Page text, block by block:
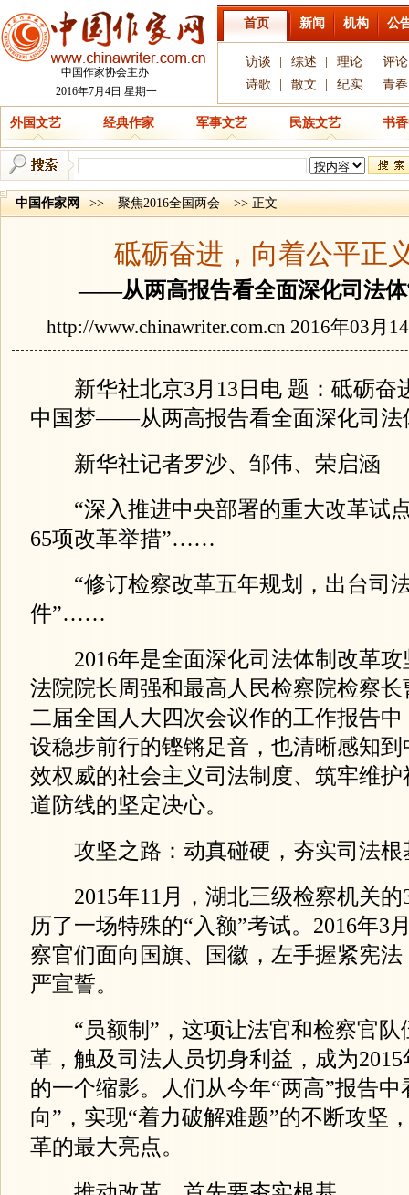
中国作家协会主办
2016年7月4日 星期一
首页 新闻 机构 公
访谈 综述 理论
评论
诗歌
散文 纪实 青春
外国文艺 经典作家 军事文艺 民族文艺 书
中国作家网 >> 聚焦2016全国两会 >> 正文
砥砺奋进，向着公平正
——从两高报告看全面深化司法体
http://www.chinawriter.com.cn 2016年03月
新华社北京3月13日电 题：砥砺奋
中国梦——从两高报告看全面深化司法
新华社记者罗沙、邹伟、荣启涵
“深入推进中央部署的重大改革试
65项改革举措”……
“修订检察改革五年规划，出台司
件”……
2016年是全面深化司法体制改革攻
法院院长周强和最高人民检察院检察
二届全国人大四次会议作的工作报告
设稳步前行的铿锵足音，也清晰感知
效权威的社会主义司法制度、筑牢维
道防线的坚定决心。
攻坚之路：动真碰硬，夯实司法根
2015年11月，湖北三级检察机关的
历了一场特殊的“入额”考试。2016年3
察官们面向国旗、国徽，左手握紧宪
严宣誓。
“员额制”，这项让法官和检察官队
革，触及司法人员切身利益，成为
的一个缩影。人们从今年“两高”报告
向”，实现“着力破解难题”的不断攻坚
革的最大亮点。